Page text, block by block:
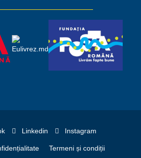
Linkedin Instagram
Termeni și condiții